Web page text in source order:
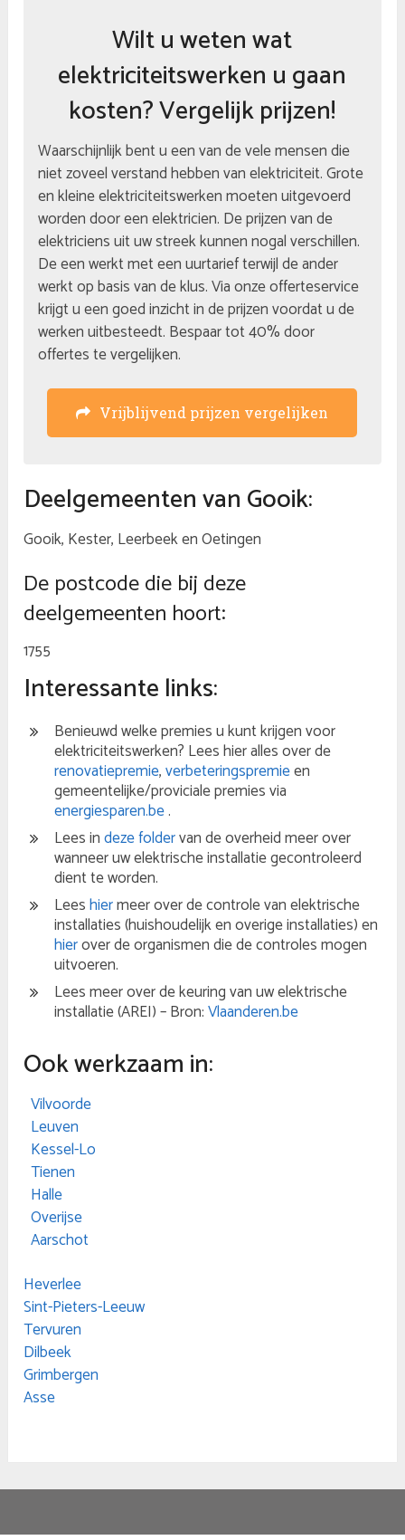
Wilt u weten wat
elektriciteitswerken u gaan
kosten? Vergelijk prijzen!
Waarschijnlijk bent u een van de vele mensen die
niet zoveel verstand hebben van elektriciteit. Grote
en kleine elektriciteitswerken moeten uitgevoerd
worden door een elektricien. De prijzen van de
elektriciens uit uw streek kunnen nogal verschillen.
De een werkt met een uurtarief terwijl de ander
werkt op basis van de klus. Via onze offerteservice
krijgt u een goed inzicht in de prijzen voordat u de
werken uitbesteedt. Bespaar tot 40% door
offertes te vergelijken.
Vrijblijvend prijzen vergelijken
Deelgemeenten van Gooik:
Gooik, Kester, Leerbeek en Oetingen
De postcode die bij deze
deelgemeenten hoort:
1755
Interessante links:
Benieuwd welke premies u kunt krijgen voor
elektriciteitswerken? Lees hier alles over de
renovatiepremie,verbeteringspremieen
gemeentelijke/proviciale premies via
energiesparen.be.
Lees indeze foldervan de overheid meer over
wanneer uw elektrische installatie gecontroleerd
dient te worden.
Leeshiermeer over de controle van elektrische
installaties (huishoudelijk en overige installaties) en
hierover de organismen die de controles mogen
uitvoeren.
Lees meer over de keuring van uw elektrische
installatie (AREI) – Bron:Vlaanderen.be
Ook werkzaam in:
Vilvoorde
Leuven
Kessel-Lo
Tienen
Halle
Overijse
Aarschot
Heverlee
Sint-Pieters-Leeuw
Tervuren
Dilbeek
Grimbergen
Asse